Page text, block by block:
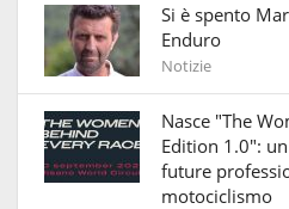
Si è spento
Enduro
Notizie
Nasce "The
Edition 1.0":
future
motociclismo